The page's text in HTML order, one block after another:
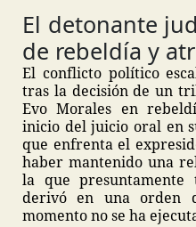
El detonante
de rebeldía y
El conflicto político
tras la decisión de un
Evo Morales en
inicio del juicio oral en
que enfrenta el
haber mantenido una
la que
derivó en una orden
momento no se ha